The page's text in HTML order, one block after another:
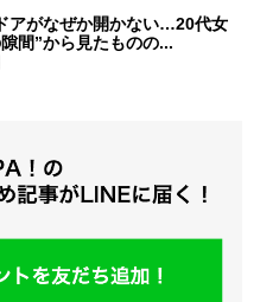
アがなぜか開かない…20代女
間”から見たものの...